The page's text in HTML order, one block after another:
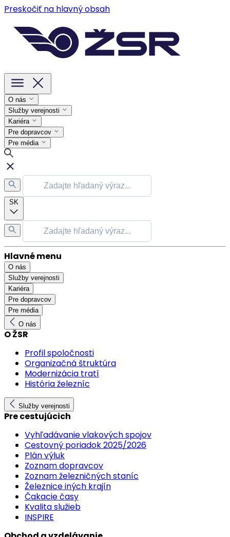
Preskočiť na hlavný obsah
O nás
Služby verejnosti
Kariéra
Pre dopravcov
Pre média
SK
Hlavné menu
O nás
Služby verejnosti
Kariéra
Pre dopravcov
Pre média
O nás
O ŽSR
Profil spoločnosti
Organizačná štruktúra
Modernizácia tratí
História železníc
Služby verejnosti
Pre cestujúcich
Vyhľadávanie vlakových spojov
Cestovný poriadok 2025/2026
Plán výluk
Zoznam dopravcov
Zoznam železničných staníc
Železnice iných krajín
Čakacie časy
Kvalita služieb
INSPIRE